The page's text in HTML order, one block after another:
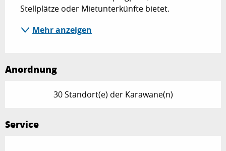
Stellplätze oder Mietunterkünfte bietet.
Mehr anzeigen
Anordnung
30 Standort(e) der Karawane(n)
Service